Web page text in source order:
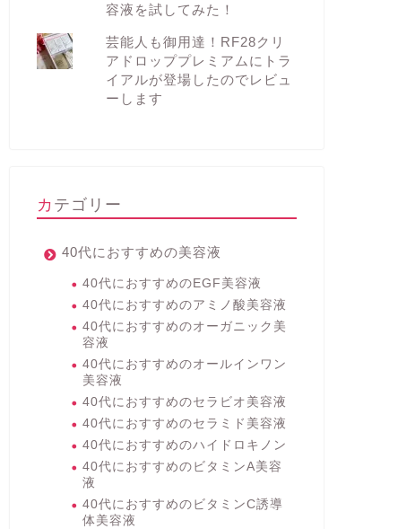
容液を試してみた！
芸能人も御用達！RF28クリ
アドロッププレミアムにトラ
イアルが登場したのでレビュ
ーします
カテゴリー
40代におすすめの美容液
40代におすすめのEGF美容液
40代におすすめのアミノ酸美容液
40代におすすめのオーガニック美
容液
40代におすすめのオールインワン
美容液
40代におすすめのセラビオ美容液
40代におすすめのセラミド美容液
40代におすすめのハイドロキノン
40代におすすめのビタミンA美容
液
40代におすすめのビタミンC誘導
体美容液